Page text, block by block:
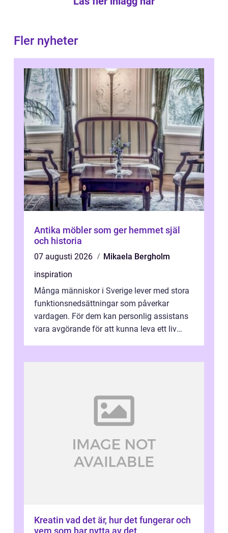
Fler nyheter
Antika möbler som ger hemmet själ
och historia
07 augusti 2026
Mikaela Bergholm
inspiration
Många människor i Sverige lever med stora
funktionsnedsättningar som påverkar
vardagen. För dem kan personlig assistans
vara avgörande för att kunna leva ett liv
Kreatin vad det är, hur det fungerar och
vem som har nytta av det